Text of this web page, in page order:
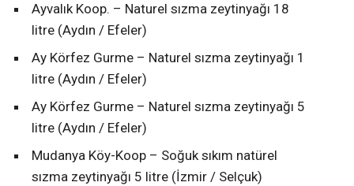
Ayvalık Koop. – Naturel sızma zeytinyağı 18
litre (Aydın / Efeler)
Ay Körfez Gurme – Naturel sızma zeytinyağı 1
litre (Aydın / Efeler)
Ay Körfez Gurme – Naturel sızma zeytinyağı 5
litre (Aydın / Efeler)
Mudanya Köy-Koop – Soğuk sıkım natürel
sızma zeytinyağı 5 litre (İzmir / Selçuk)